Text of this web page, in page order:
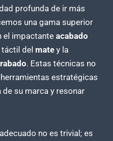
profunda de ir más
una gama superior
el impactante acabado
del mate y la
. Estas técnicas no
estratégicas
su marca y resonar
no es trivial; es